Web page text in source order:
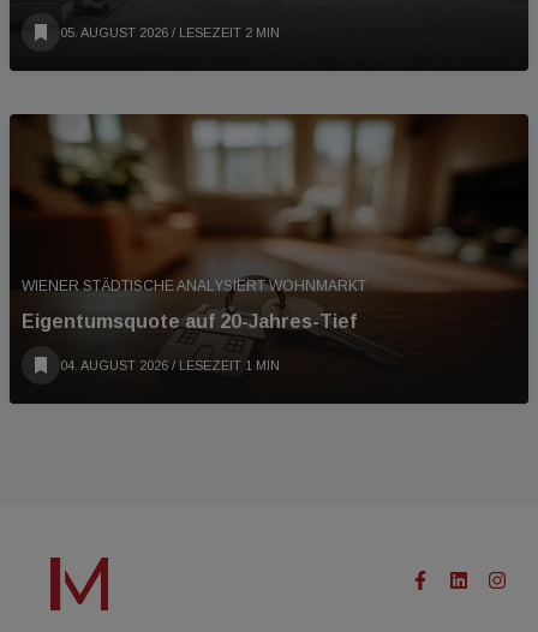
05. AUGUST 2026 / LESEZEIT 2 MIN
WIENER STÄDTISCHE ANALYSIERT WOHNMARKT
Eigentumsquote auf 20-Jahres-Tief
04. AUGUST 2026 / LESEZEIT 1 MIN